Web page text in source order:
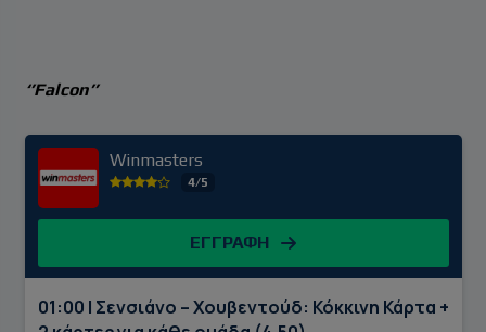
‘’Falcon’’
Winmasters
4/5
ΕΓΓΡΑΦΗ
01:00 | Σενσιάνο – Χουβεντούδ: Κόκκινη Κάρτα +